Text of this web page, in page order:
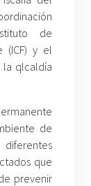
de
(ICF) y el
qlcaldía
de
que
prevenir